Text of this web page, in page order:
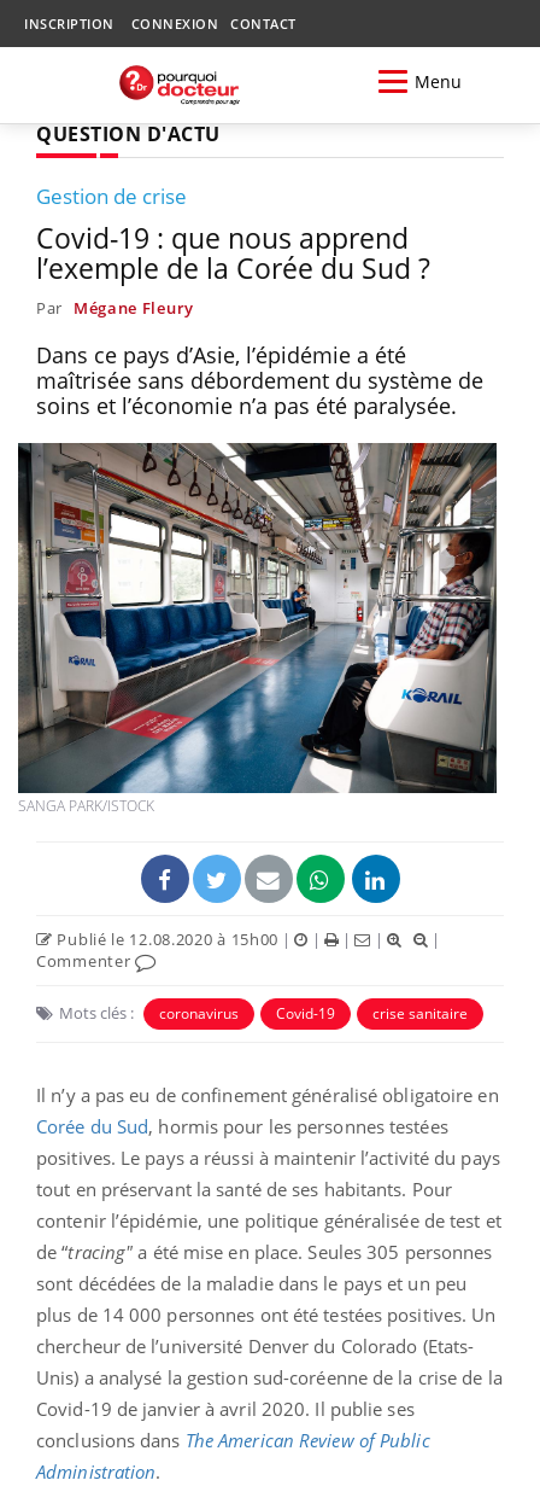
INSCRIPTION CONNEXION CONTACT
Menu
QUESTION D'ACTU
Gestion de crise
Covid-19 : que nous apprend
l’exemple de la Corée du Sud ?
Par Mégane Fleury
Dans ce pays d’Asie, l’épidémie a été
maîtrisée sans débordement du système de
soins et l’économie n’a pas été paralysée.
SANGA PARK/ISTOCK
Publié le 12.08.2020 à 15h00 | | | |
|
Commenter
Mots clés : coronavirus Covid-19 crise sanitaire
Il n’y a pas eu de confinement généralisé obligatoire en
Corée du Sud, hormis pour les personnes testées
positives. Le pays a réussi à maintenir l’activité du pays
tout en préservant la santé de ses habitants. Pour
contenir l’épidémie, une politique généralisée de test et
de “tracing" a été mise en place. Seules 305 personnes
sont décédées de la maladie dans le pays et un peu
plus de 14 000 personnes ont été testées positives. Un
chercheur de l’université Denver du Colorado (Etats-
Unis) a analysé la gestion sud-coréenne de la crise de la
Covid-19 de janvier à avril 2020. Il publie ses
conclusions dans The American Review of Public
Administration.